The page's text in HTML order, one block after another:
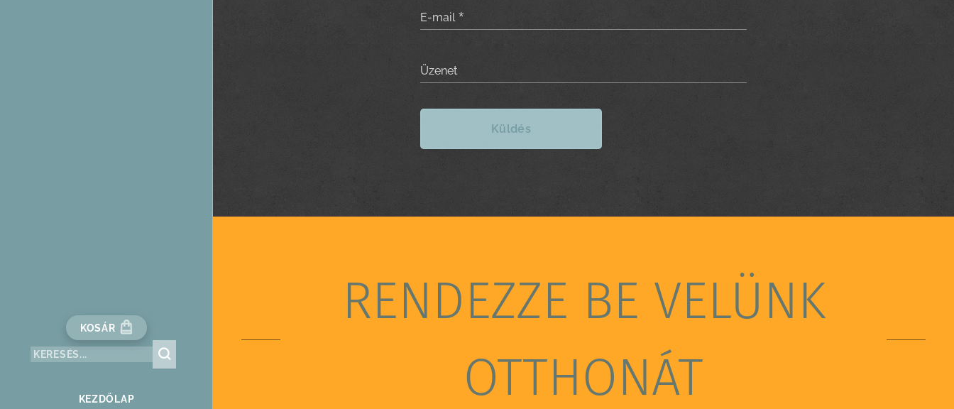
KOSÁR
KEZDŐLAP
E-mail
Üzenet
Küldés
RENDEZZE BE VELÜNK
OTTHONÁT